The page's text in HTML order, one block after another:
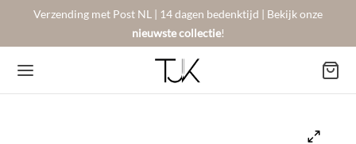
Verzending met Post NL | 14 dagen bedenktijd | Bekijk onze
nieuwste collectie!